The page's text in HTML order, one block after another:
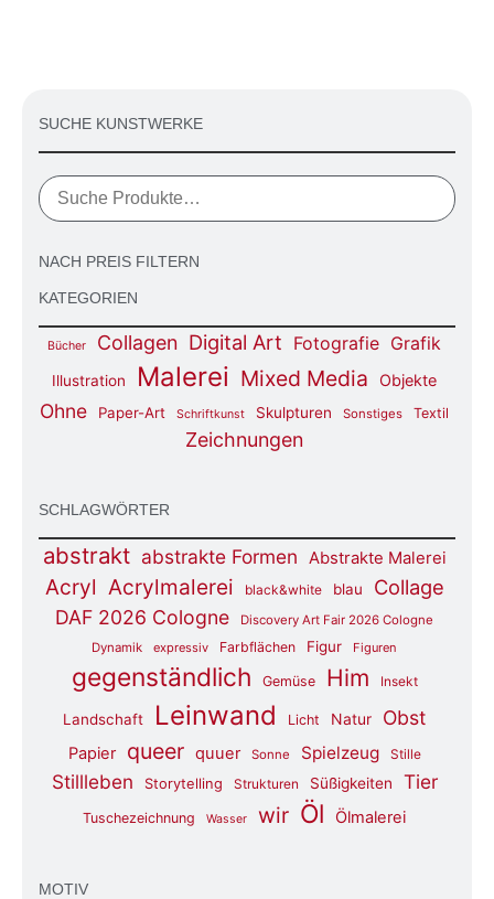
SUCHE KUNSTWERKE
NACH PREIS FILTERN
KATEGORIEN
Bücher Collagen Digital Art Fotografie Grafik
Illustration Malerei Mixed Media Objekte
Ohne Paper-Art Schriftkunst Skulpturen Sonstiges Textil
Zeichnungen
SCHLAGWÖRTER
abstrakt abstrakte Formen Abstrakte Malerei
Acryl Acrylmalerei black&white blau Collage
DAF 2026 Cologne
Discovery Art Fair 2026 Cologne
Dynamik
expressiv Farbflächen Figur Figuren
gegenständlich Gemüse Him Insekt
Landschaft Leinwand Licht Natur Obst
Papier queer quuer Sonne Spielzeug Stille
Stillleben Storytelling Strukturen Süßigkeiten Tier
Tuschezeichnung Wasser wir Öl Ölmalerei
MOTIV